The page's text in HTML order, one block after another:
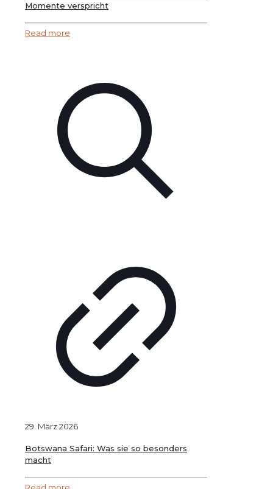
Momente verspricht
Read more
29. März 2026
Botswana Safari: Was sie so besonders
macht